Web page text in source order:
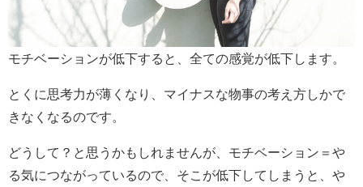
モチベーションが低下すると、全ての感覚が低下します。
とくに思考力が薄くなり、マイナスな物事の考え方しかで
きなくなるのです。
どうして？と思うかもしれませんが、モチベーション＝や
る気につながっているので、そこが低下してしまうと、や